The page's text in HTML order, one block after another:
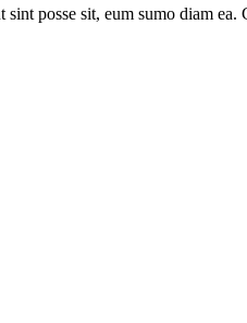
posse sit, eum sumo diam